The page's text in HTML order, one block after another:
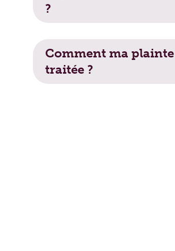
?
Comment ma plainte sera-t-
Comment ma
traitée ?